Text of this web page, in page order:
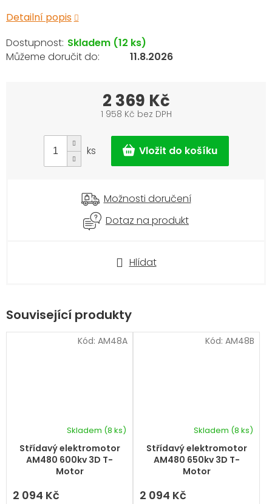
Detailní popis
Hlídat
Skladem (12 ks)
11.8.2026
2 369 Kč
1 958 Kč bez DPH
cena:
ks
Možnosti doručení
Dotaz na produkt
Související produkty
Střídavý elektromotor
AM480 600kv 3D T-
Motor
Skladem (8 ks)
2 094 Kč
Kód: AM48A
Střídavý elektromotor
AM480 650kv 3D T-
Motor
Skladem (8 ks)
2 094 Kč
Kód: AM48B